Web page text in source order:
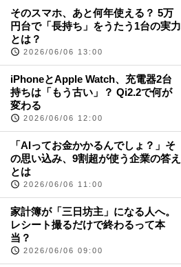
そのスマホ、あと何年使える？ 5万
円台で「長持ち」をうたう1台の実力
とは？
2026/06/06 13:00
iPhoneとApple Watch、充電器2台
持ちは「もう古い」？ Qi2.2で何が
変わる
2026/06/06 12:00
「AIってお金かかるんでしょ？」そ
の思い込み、9割超が使う企業の答え
とは
2026/06/06 11:00
家計簿が「三日坊主」になる人へ。
レシート撮るだけで終わるって本
当？
2026/06/06 09:00